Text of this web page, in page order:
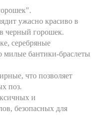
ужасно красиво в
черный горошек.
серебряные
милые бантики-браслеты
что позволяет
поз.
и
безопасных для